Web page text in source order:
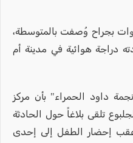
يبلغ من العمر 9 سنوات بجراح وُصفت بالمتوسطة،
دراجة هوائية في مدينة أم
داود الحمراء" بأن مركز
منطقة الجلبوع تلقى بلاغاً حول الحادثة
19:34، وذلك عقب إحضار الطفل إلى إحدى